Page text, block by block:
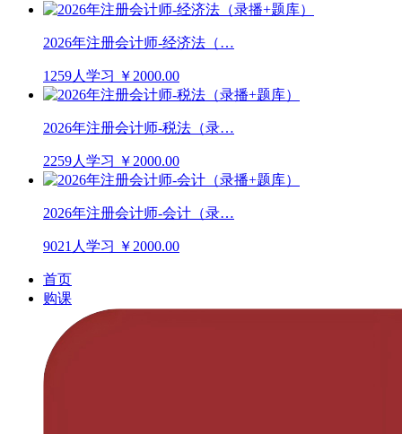
2026年注册会计师-经济法（…
1259人学习 ￥2000.00
2026年注册会计师-税法（录…
2259人学习 ￥2000.00
2026年注册会计师-会计（录…
9021人学习 ￥2000.00
首页
购课